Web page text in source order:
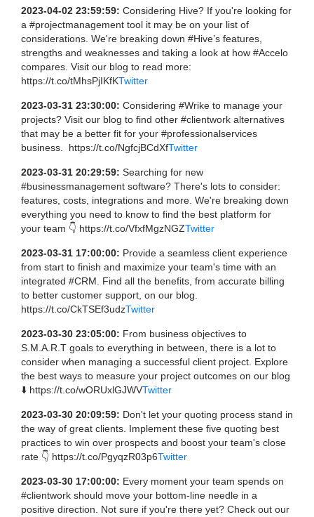
2023-04-02 23:59:59: Considering Hive? If you're looking for
a #projectmanagement tool it may be on your list of
considerations. We're breaking down #Hive’s features,
strengths and weaknesses and taking a look at how #Accelo
compares. Visit our blog to read more:
https://t.co/tMhsPjIKfKTwitter
2023-03-31 23:30:00: Considering #Wrike to manage your
projects? Visit our blog to find other #clientwork alternatives
that may be a better fit for your #professionalservices
business. https://t.co/NgfcjBCdXfTwitter
2023-03-31 20:29:59: Searching for new
#businessmanagement software? There's lots to consider:
features, costs, integrations and more. We're breaking down
everything you need to know to find the best platform for
your team 👇 https://t.co/VfxfMgzNGZTwitter
2023-03-31 17:00:00: Provide a seamless client experience
from start to finish and maximize your team's time with an
integrated #CRM. Find all the benefits, from accurate billing
to better customer support, on our blog.
https://t.co/CkTSEf3udzTwitter
2023-03-30 23:05:00: From business objectives to
S.M.A.R.T goals to everything in between, there is a lot to
consider when managing a successful client project. Explore
the best ways to measure your project outcomes on our blog
⬇️ https://t.co/wORUxlGJWVTwitter
2023-03-30 20:09:59: Don't let your quoting process stand in
the way of great clients. Implement these five quoting best
practices to win over prospects and boost your team's close
rate 👇 https://t.co/PgyqzR03p6Twitter
2023-03-30 17:00:00: Every moment your team spends on
#clientwork should move your bottom-line needle in a
positive direction. Not sure if you're there yet? Check out our